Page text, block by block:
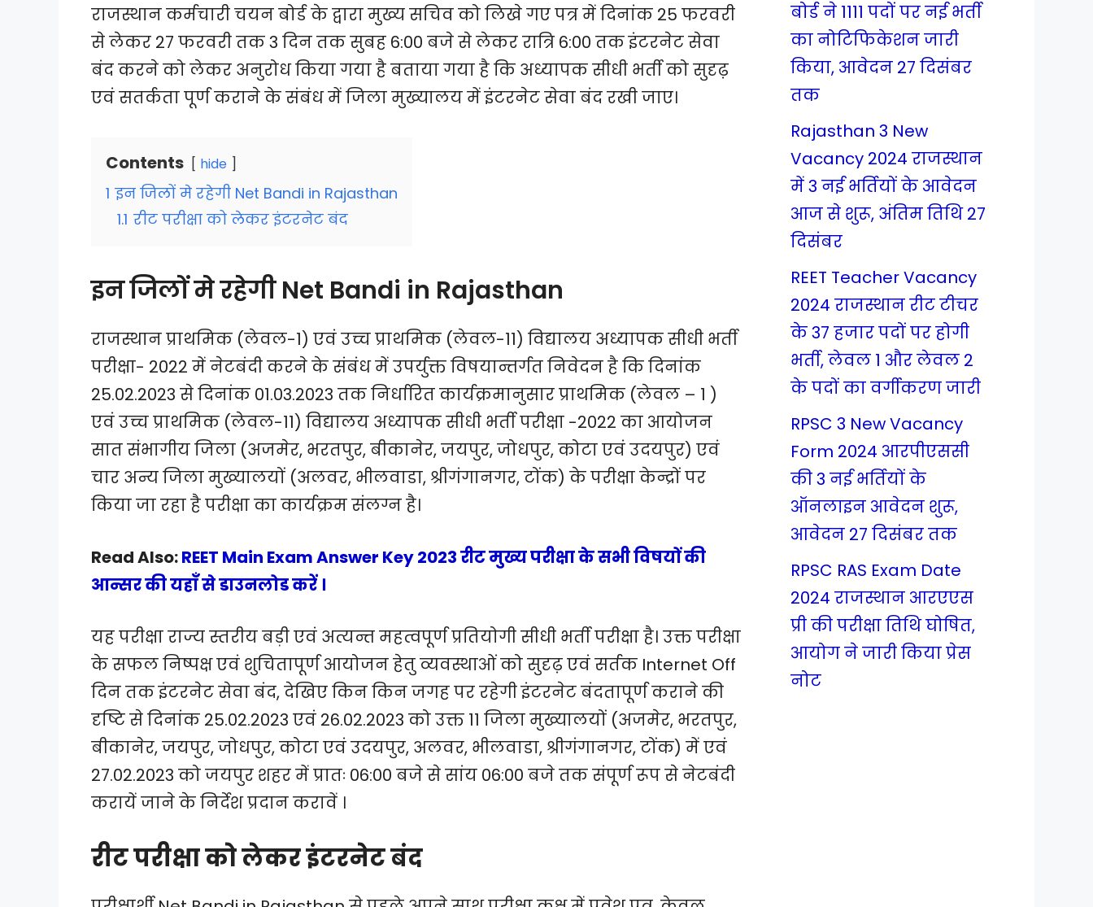
राजस्थान कर्मचारी चयन बोर्ड के द्वारा मुख्य सचिव को लिखे गए पत्र में दिनांक 25 फरवरी
से लेकर 27 फरवरी तक 3 दिन तक सुबह 6:00 बजे से लेकर रात्रि 6:00 तक इंटरनेट सेवा
बंद करने को लेकर अनुरोध किया गया है बताया गया है कि अध्यापक सीधी भर्ती को सुदृढ़
एवं सतर्कता पूर्ण कराने के संबंध में जिला मुख्यालय में इंटरनेट सेवा बंद रखी जाए।
Contents hide
1 इन जिलों मे रहेगी Net Bandi in Rajasthan
1.1 रीट परीक्षा को लेकर इंटरनेट बंद
इन जिलों मे रहेगी Net Bandi in Rajasthan
राजस्थान प्राथमिक (लेवल-1) एवं उच्च प्राथमिक (लेवल-11) विद्यालय अध्यापक सीधी भर्ती
परीक्षा- 2022 में नेटबंदी करने के संबंध में उपर्युक्त विषयान्तर्गत निवेदन है कि दिनांक
25.02.2023 से दिनांक 01.03.2023 तक निर्धारित कार्यक्रमानुसार प्राथमिक (लेवल – 1 )
एवं उच्च प्राथमिक (लेवल-11) विद्यालय अध्यापक सीधी भर्ती परीक्षा -2022 का आयोजन
सात संभागीय जिला (अजमेर, भरतपुर, बीकानेर, जयपुर, जोधपुर, कोटा एवं उदयपुर) एवं
चार अन्य जिला मुख्यालयों (अलवर, भीलवाडा, श्रीगंगानगर, टोंक) के परीक्षा केन्द्रों पर
किया जा रहा है परीक्षा का कार्यक्रम संलग्न है।
Read Also:REET Main Exam Answer Key 2023 रीट मुख्य परीक्षा के सभी विषयों की
आन्सर की यहाँ से डाउनलोड करें ।
यह परीक्षा राज्य स्तरीय बड़ी एवं अत्यन्त महत्वपूर्ण प्रतियोगी सीधी भर्ती परीक्षा है। उक्त परीक्षा
के सफल निष्पक्ष एवं शुचितापूर्ण आयोजन हेतु व्यवस्थाओं को सुदृढ़ एवं सर्तक Internet Off
दिन तक इंटरनेट सेवा बंद, देखिए किन किन जगह पर रहेगी इंटरनेट बंदतापूर्ण कराने की
दृष्टि से दिनांक 25.02.2023 एवं 26.02.2023 को उक्त 11 जिला मुख्यालयों (अजमेर, भरतपुर,
बीकानेर, जयपुर, जोधपुर, कोटा एवं उदयपुर, अलवर, भीलवाडा, श्रीगंगानगर, टोंक) में एवं
27.02.2023 को जयपुर शहर में प्रातः 06:00 बजे से सांय 06:00 बजे तक संपूर्ण रूप से नेटबंदी
करायें जाने के निर्देश प्रदान करावें ।
रीट परीक्षा को लेकर इंटरनेट बंद
बोर्ड ने 1111 पदों पर नई भर्ती
का नोटिफिकेशन जारी
किया, आवेदन 27 दिसंबर
तक
Rajasthan 3 New
Vacancy 2024 राजस्थान
में 3 नई भर्तियों के आवेदन
आज से शुरू, अंतिम तिथि 27
दिसंबर
REET Teacher Vacancy
2024 राजस्थान रीट टीचर
के 37 हजार पदों पर होगी
भर्ती, लेवल 1 और लेवल 2
के पदों का वर्गीकरण जारी
RPSC 3 New Vacancy
Form 2024 आरपीएससी
की 3 नई भर्तियों के
ऑनलाइन आवेदन शुरू,
आवेदन 27 दिसंबर तक
RPSC RAS Exam Date
2024 राजस्थान आरएएस
प्री की परीक्षा तिथि घोषित,
आयोग ने जारी किया प्रेस
नोट